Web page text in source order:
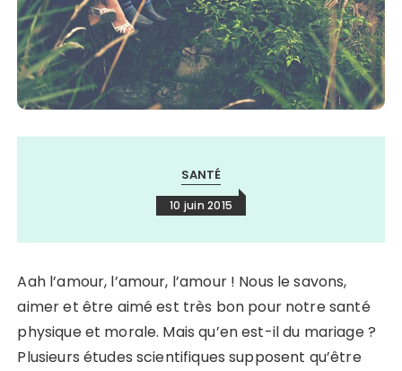
SANTÉ
10 juin 2015
Aah l’amour, l’amour, l’amour ! Nous le savons,
aimer et être aimé est très bon pour notre santé
physique et morale. Mais qu’en est-il du mariage ?
Plusieurs études scientifiques supposent qu’être